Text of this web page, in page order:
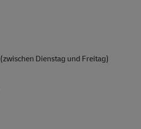
(zwischen Dienstag und Freitag)